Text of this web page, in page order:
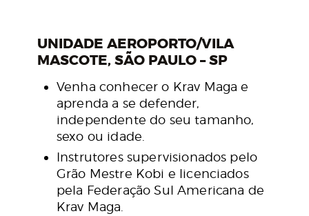
UNIDADE AEROPORTO/VILA
MASCOTE, SÃO PAULO – SP
Venha conhecer o Krav Maga e
aprenda a se defender,
independente do seu tamanho,
sexo ou idade.
Instrutores supervisionados pelo
Grão Mestre Kobi e licenciados
pela Federação Sul Americana de
Krav Maga.